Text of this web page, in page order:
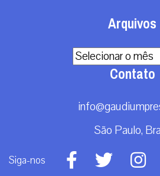
Arquivos
Arquivos
Contato
São Paulo,
Siga-nos